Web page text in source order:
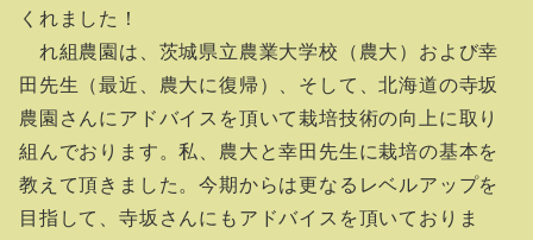
くれました！
れ組農園は、茨城県立農業大学校（農大）および幸
田先生（最近、農大に復帰）、そして、北海道の寺坂
農園さんにアドバイスを頂いて栽培技術の向上に取り
組んでおります。私、農大と幸田先生に栽培の基本を
教えて頂きました。今期からは更なるレベルアップを
目指して、寺坂さんにもアドバイスを頂いておりま